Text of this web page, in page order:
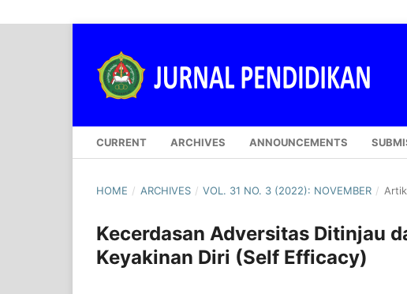
CURRENT ARCHIVES ANNOUNCEMENTS
HOME / ARCHIVES / VOL. 31 NO. 3 (2022): NOVEMBER /
Kecerdasan Adversitas Ditinjau
Keyakinan Diri (Self Efficacy)